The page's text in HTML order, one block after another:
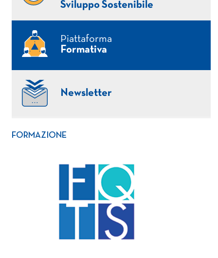
Sviluppo Sostenibile
Piattaforma
Formativa
Newsletter
FORMAZIONE